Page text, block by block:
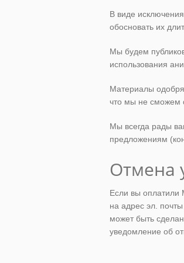
В виде
обосновать их
Мы будем
использования
Материалы
что мы не сможем
Мы всегда рады
предложениям
Отмена
Если вы оплатили
на адрес эл.
может быть
уведомление об